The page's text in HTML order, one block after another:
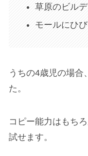
草原のビル
モールにひ
うちの4歳児の場合
た。
コピー能力はもち
試せます。